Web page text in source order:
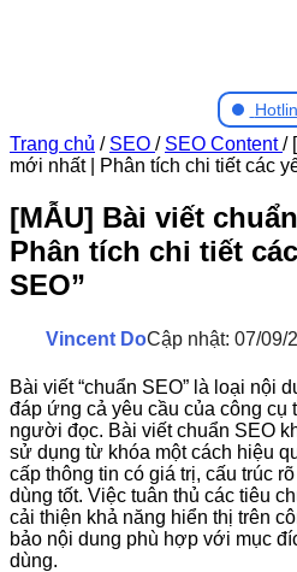
Trang chủ / SEO / SEO Content/
mới nhất | Phân tích chi tiết các
[MẪU] Bài viết
Phân tích chi tiết
SEO”
Vincent DoCập nhật: 07/09/
Bài viết “chuẩn SEO” là loại nội
đáp ứng cả yêu cầu của công cụ
người đọc. Bài viết chuẩn SEO
sử dụng từ khóa một cách hiệu
cấp thông tin có giá trị, cấu trúc
dùng tốt. Việc tuân thủ các tiêu
cải thiện khả năng hiển thị trên
bảo nội dung phù hợp với mục
dùng.